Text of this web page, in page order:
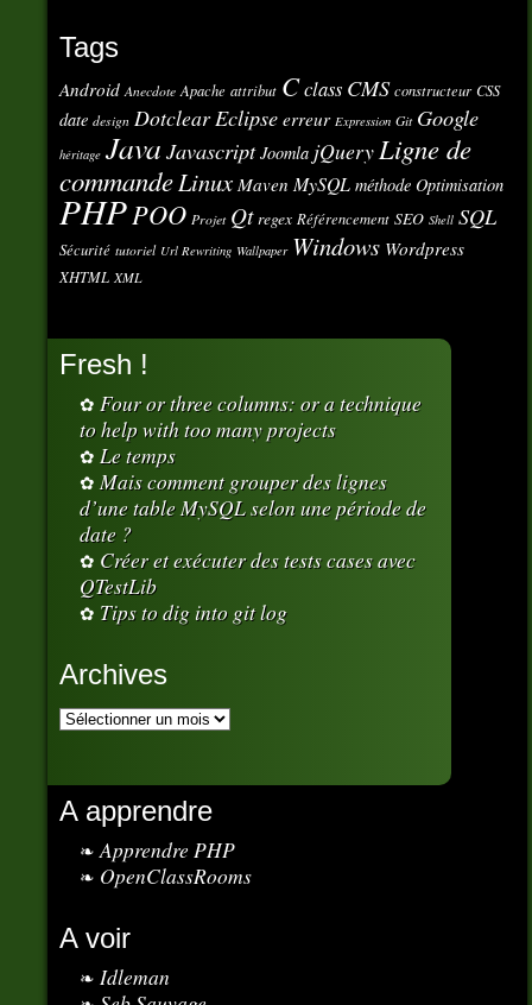
Tags
Android Anecdote Apache attribut Cclass CMS constructeur CSS
date design DotclearEclipse erreur Expression Git Google
héritage Java Javascript Joomla jQueryLigne de
commandeLinux Maven MySQL méthode Optimisation
PHPPOO Projet Qt regex Référencement SEO Shell SQL
Sécurité tutoriel Url Rewriting Wallpaper Windows Wordpress
XHTML XML
Fresh !
Four or three columns: or a technique
to help with too many projects
Le temps
Mais comment grouper des lignes
d’une table MySQL selon une période de
date ?
Créer et exécuter des tests cases avec
QTestLib
Tips to dig into git log
Archives
A apprendre
Apprendre PHP
OpenClassRooms
A voir
Idleman